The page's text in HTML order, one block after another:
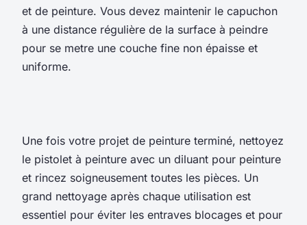
et de peinture. Vous devez maintenir le capuchon
à une distance régulière de la surface à peindre
pour se metre une couche fine non épaisse et
uniforme.
Une fois votre projet de peinture terminé, nettoyez
le pistolet à peinture avec un diluant pour peinture
et rincez soigneusement toutes les pièces. Un
grand nettoyage après chaque utilisation est
essentiel pour éviter les entraves blocages et pour